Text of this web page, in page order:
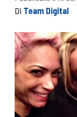
Di Team Digital